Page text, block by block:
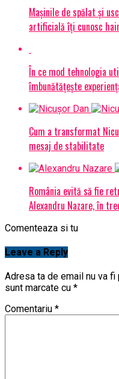
Mașinile de spălat și
artificială îți cunosc
În ce mod tehnologia
îmbunătățește
Cum a transformat
mesaj de stabilitate
România evită să fie
Alexandru Nazare, în
Comenteaza si tu
Leave a Reply
Adresa ta de email nu va fi
sunt marcate cu *
Comentariu *